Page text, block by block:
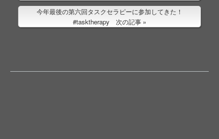
今年最後の第六回タスクセラピーに参加してきた！
#tasktherapy 次の記事